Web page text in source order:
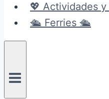
💖 Actividades y
🛳️ Ferries 🛳️